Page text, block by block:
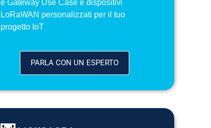
e Gateway Use Case e dispositivi
LoRaWAN personalizzati per il tuo
progetto IoT
PARLA CON UN ESPERTO